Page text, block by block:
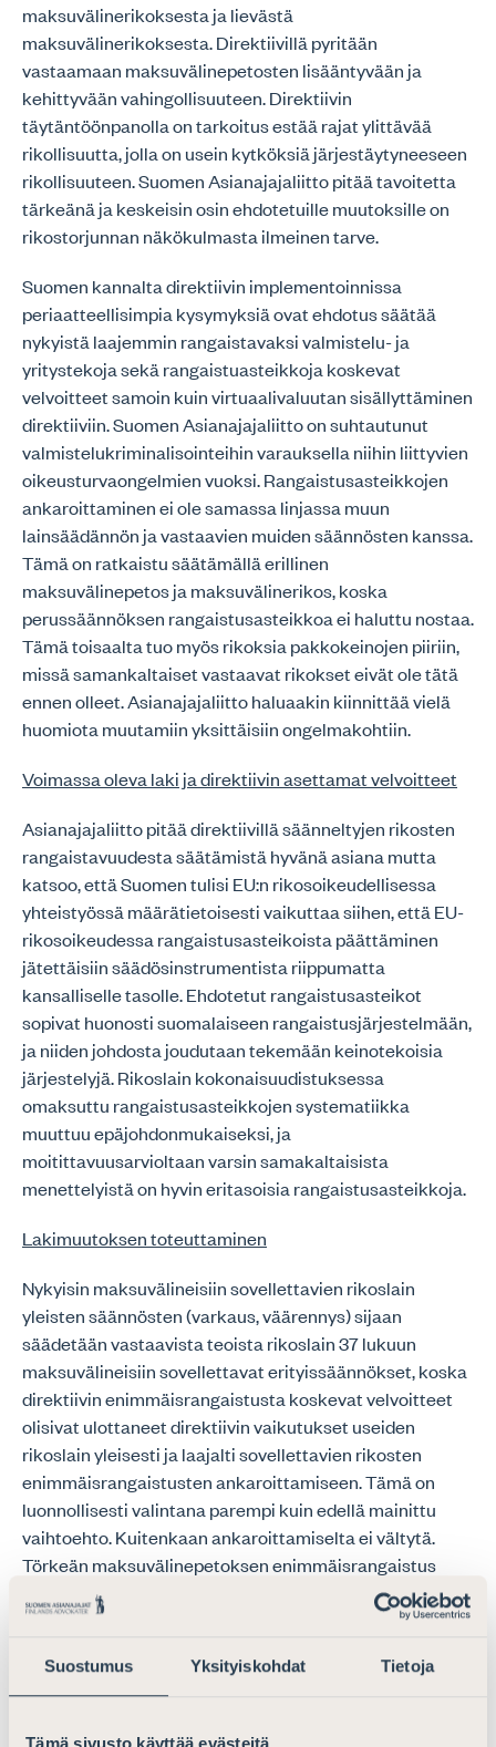
Suostumus Yksityiskohdat Tietoja
maksuvälinerikoksesta ja lievästä
maksuvälinerikoksesta. Direktiivillä pyritään
vastaamaan maksuvälinepetosten lisääntyvään ja
kehittyvään vahingollisuuteen. Direktiivin
täytäntöönpanolla on tarkoitus estää rajat ylittävää
rikollisuutta, jolla on usein kytköksiä järjestäytyneeseen
rikollisuuteen. Suomen Asianajajaliitto pitää tavoitetta
tärkeänä ja keskeisin osin ehdotetuille muutoksille on
rikostorjunnan näkökulmasta ilmeinen tarve.
Suomen kannalta direktiivin implementoinnissa
periaatteellisimpia kysymyksiä ovat ehdotus säätää
nykyistä laajemmin rangaistavaksi valmistelu- ja
yritystekoja sekä rangaistuasteikkoja koskevat
velvoitteet samoin kuin virtuaalivaluutan sisällyttäminen
direktiiviin. Suomen Asianajajaliitto on suhtautunut
valmistelukriminalisointeihin varauksella niihin liittyvien
oikeusturvaongelmien vuoksi. Rangaistusasteikkojen
ankaroittaminen ei ole samassa linjassa muun
lainsäädännön ja vastaavien muiden säännösten kanssa.
Tämä on ratkaistu säätämällä erillinen
maksuvälinepetos ja maksuvälinerikos, koska
perussäännöksen rangaistusasteikkoa ei haluttu nostaa.
Tämä toisaalta tuo myös rikoksia pakkokeinojen piiriin,
missä samankaltaiset vastaavat rikokset eivät ole tätä
ennen olleet. Asianajajaliitto haluaakin kiinnittää vielä
huomiota muutamiin yksittäisiin ongelmakohtiin.
Voimassa oleva laki ja direktiivin asettamat velvoitteet
Asianajajaliitto pitää direktiivillä säänneltyjen rikosten
rangaistavuudesta säätämistä hyvänä asiana mutta
katsoo, että Suomen tulisi EU:n rikosoikeudellisessa
yhteistyössä määrätietoisesti vaikuttaa siihen, että EU-
rikosoikeudessa rangaistusasteikoista päättäminen
jätettäisiin säädösinstrumentista riippumatta
kansalliselle tasolle. Ehdotetut rangaistusasteikot
sopivat huonosti suomalaiseen rangaistusjärjestelmään,
ja niiden johdosta joudutaan tekemään keinotekoisia
järjestelyjä. Rikoslain kokonaisuudistuksessa
omaksuttu rangaistusasteikkojen systematiikka
muuttuu epäjohdonmukaiseksi, ja
moitittavuusarvioltaan varsin samakaltaisista
menettelyistä on hyvin eritasoisia rangaistusasteikkoja.
Lakimuutoksen toteuttaminen
Nykyisin maksuvälineisiin sovellettavien rikoslain
yleisten säännösten (varkaus, väärennys) sijaan
säädetään vastaavista teoista rikoslain 37 lukuun
maksuvälineisiin sovellettavat erityissäännökset, koska
direktiivin enimmäisrangaistusta koskevat velvoitteet
olisivat ulottaneet direktiivin vaikutukset useiden
rikoslain yleisesti ja laajalti sovellettavien rikosten
enimmäisrangaistusten ankaroittamiseen. Tämä on
luonnollisesti valintana parempi kuin edellä mainittu
vaihtoehto. Kuitenkaan ankaroittamiselta ei vältytä.
Törkeän maksuvälinepetoksen enimmäisrangaistus
ehdotetaan korotettavaksi neljästä vuodesta viiteen
vuoteen vankeutta.
Maksuvälinepetoksen valmisteluun voi syyllistyä myös
kyseisten välineiden ja tarvikkeiden hallussa pitämisellä,